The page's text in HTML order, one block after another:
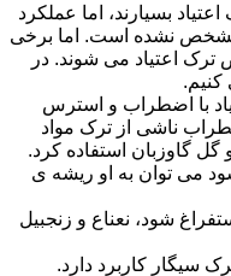
بسیارند، اما عملکرد
نشده است. اما برخی
ترک اعتیاد می شوند. در
کنیم.
با اضطراب و استرس
ناشی از ترک مواد
گاوزبان استفاده کرد.
می توان به او ریشه ی
شود، نعناع و زنجبیل
سیگار کاربرد دارد.